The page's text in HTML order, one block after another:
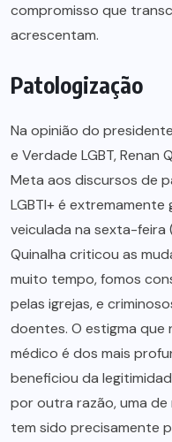
compromisso que
acrescentam.
Patologização
Na opinião do
e Verdade LGBT, Renan
Meta aos discursos de
LGBTI+ é extremamente
veiculada na sexta-feira
Quinalha criticou as
muito tempo, fomos
pelas igrejas, e
doentes. O estigma
médico é dos mais
beneficiou da
por outra razão, uma
tem sido precisamente